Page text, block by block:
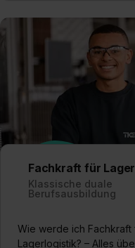
Fachkraft für
Klassische duale
Berufsausbildung
Wie werde ich Fachkraft
Lagerlogistik? – Alles